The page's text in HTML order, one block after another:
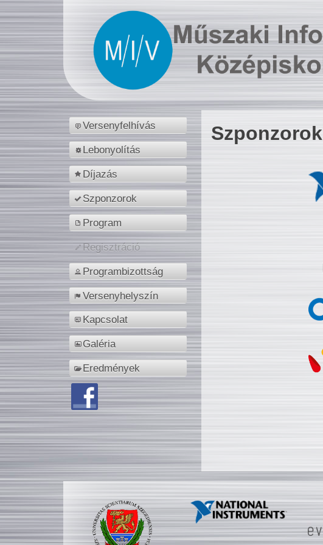
Versenyfelhívás
Lebonyolítás
Díjazás
Szponzorok
Program
Regisztráció
Programbizottság
Versenyhelyszín
Kapcsolat
Galéria
Eredmények
Szponzorok